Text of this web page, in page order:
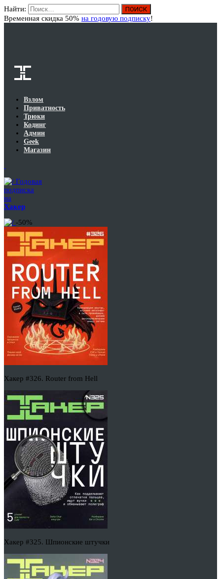
Найти:
Временная скидка 50% на годовую подписку!
Взлом
Приватность
Трюки
Кодинг
Админ
Geek
Магазин
Годовая
подписка
на
Хакер
-50%
Хакер #326. Router from Hell
Хакер #325. Шпионские штучки